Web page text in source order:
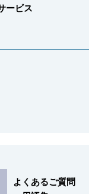
ービス
よくあるご質問